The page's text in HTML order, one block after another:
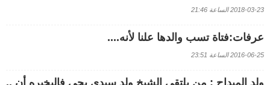
2018-03-23 الساعة 21:46
عرفات:فتاة تسب والدها علنا لأنه....
2016-06-25 الساعة 23:51
ولد الميداح : من يلتقي الشيخ ولد سيدي يحي فاليخبره أن ..